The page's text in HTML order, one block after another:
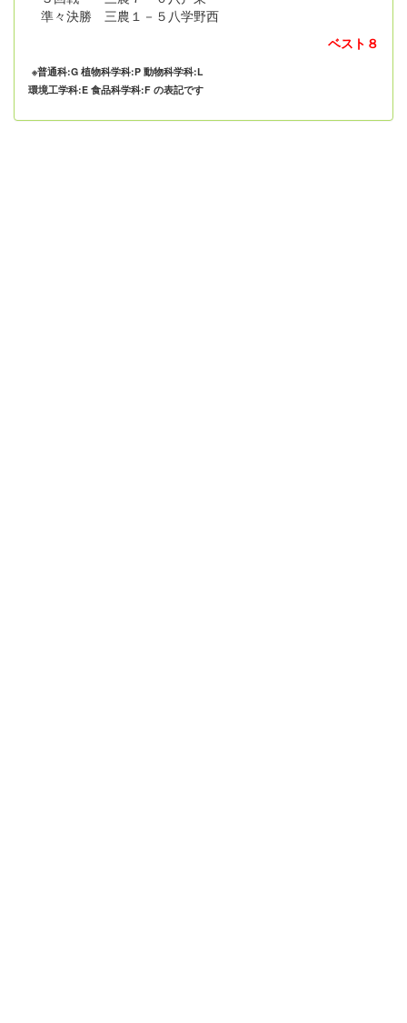
準々決勝 三農１－５八学野西
ベスト８
※普通科:G 植物科学科:P 動物科学科:L
環境工学科:E 食品科学科:F の表記です